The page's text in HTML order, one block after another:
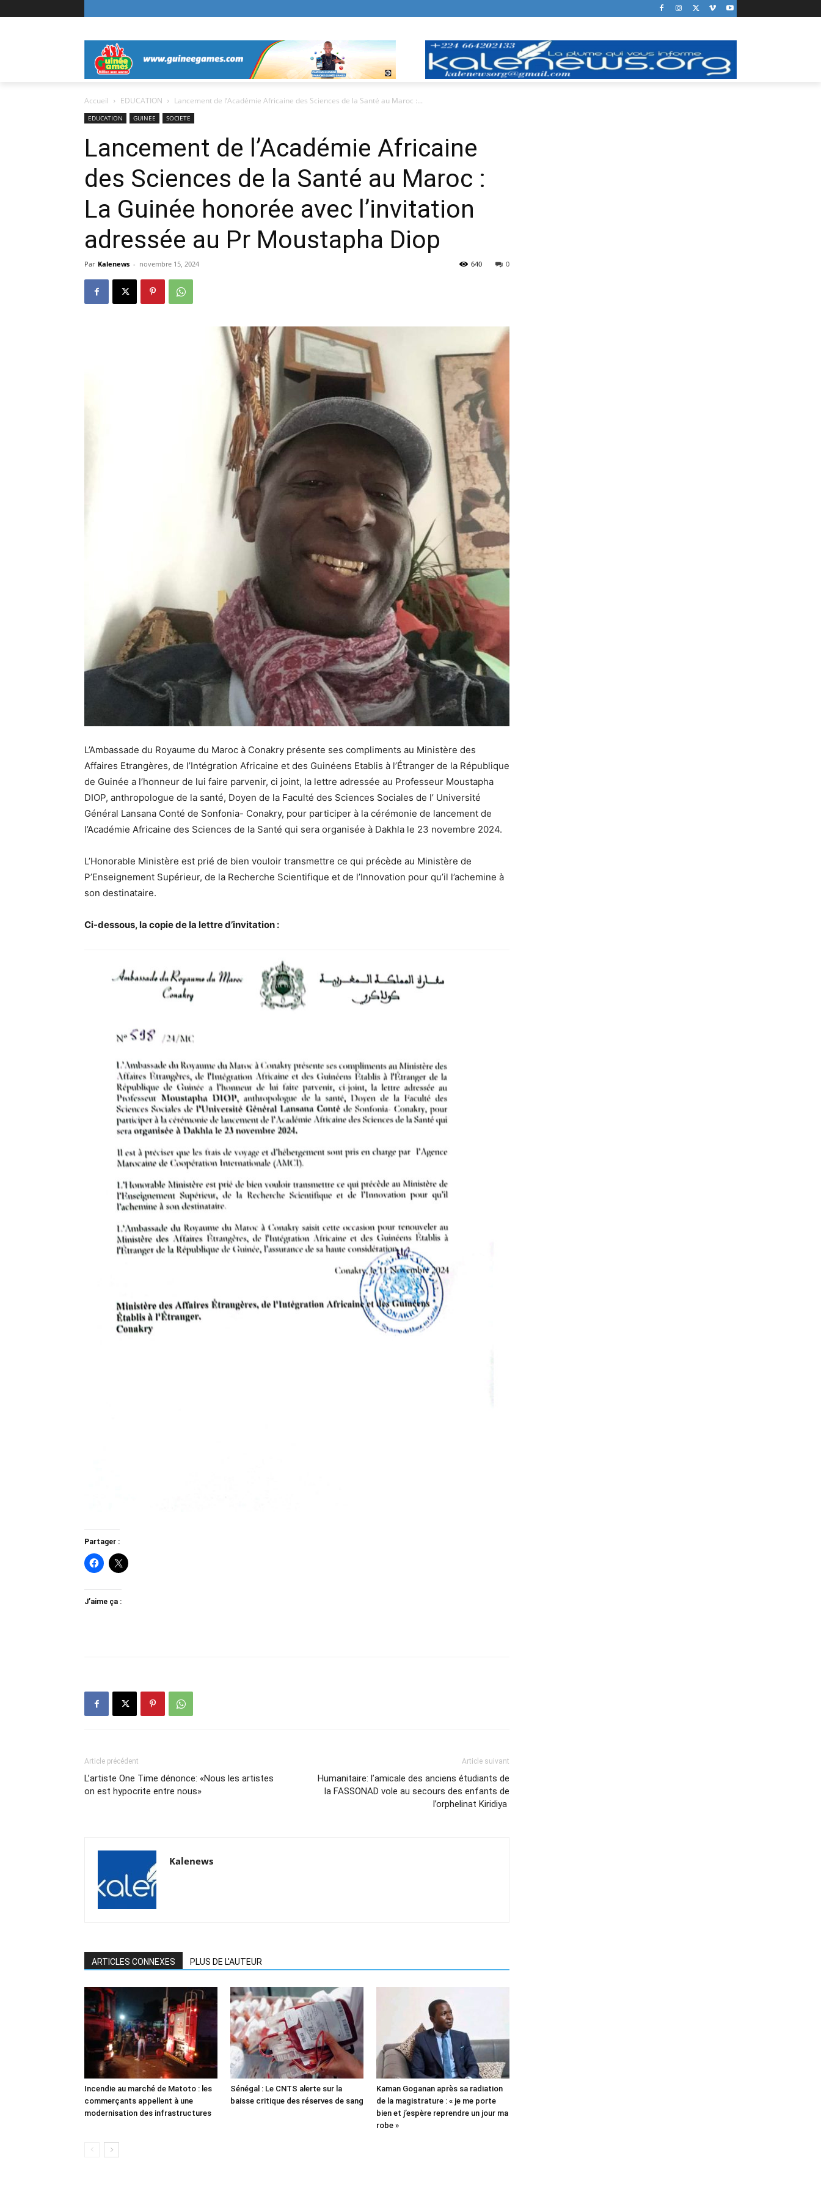
Accueil EDUCATION Lancement de l’Académie Africaine des Sciences de la Santé au Maroc :...
EDUCATION GUINEE SOCIETE
Lancement de l’Académie Africaine
des Sciences de la Santé au Maroc :
La Guinée honorée avec l’invitation
adressée au Pr Moustapha Diop
Par Kalenews - novembre 15, 2024 0
640
L’Ambassade du Royaume du Maroc à Conakry présente ses compliments au Ministère des
Affaires Etrangères, de l’Intégration Africaine et des Guinéens Etablis à l’Étranger de la République
de Guinée a l’honneur de lui faire parvenir, ci joint, la lettre adressée au Professeur Moustapha
DIOP, anthropologue de la santé, Doyen de la Faculté des Sciences Sociales de l’ Université
Général Lansana Conté de Sonfonia- Conakry, pour participer à la cérémonie de lancement de
l’Académie Africaine des Sciences de la Santé qui sera organisée à Dakhla le 23 novembre 2024.
L’Honorable Ministère est prié de bien vouloir transmettre ce qui précède au Ministère de
P’Enseignement Supérieur, de la Recherche Scientifique et de l’Innovation pour qu’il l’achemine à
son destinataire.
Ci-dessous, la copie de la lettre d’invitation :
Partager :
J’aime ça :
Article précédent
L’artiste One Time dénonce: «Nous les artistes
on est hypocrite entre nous»
Article suivant
Humanitaire: l’amicale des anciens étudiants de
la FASSONAD vole au secours des enfants de
l’orphelinat Kiridiya
Kalenews
ARTICLES CONNEXES PLUS DE L'AUTEUR
Incendie au marché de Matoto : les
commerçants appellent à une
modernisation des infrastructures
Sénégal : Le CNTS alerte sur la
baisse critique des réserves de sang
Kaman Goganan après sa radiation
de la magistrature : « je me porte
bien et j’espère reprendre un jour ma
robe »